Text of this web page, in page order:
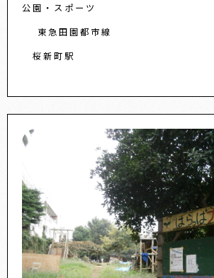
たに植栽されました。地域
公園・スポーツ
東急田園都市線
桜新町駅